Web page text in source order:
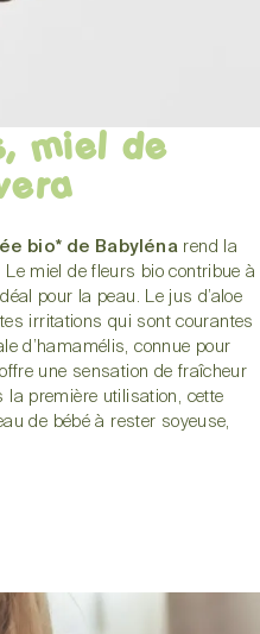
miel de
bio* de Babyléna rend la
miel de fleurs bio contribue à
pour la peau. Le jus d’aloe
irritations qui sont courantes
d’hamamélis, connue pour
une sensation de fraîcheur
la première utilisation, cette
de bébé à rester soyeuse,